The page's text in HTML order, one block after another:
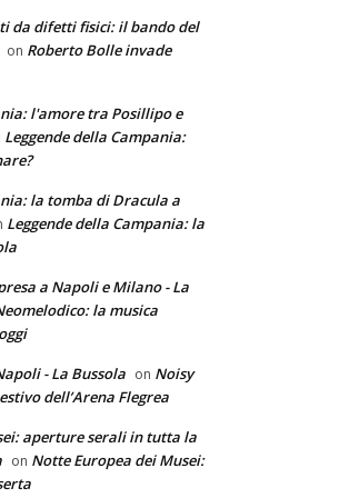
da difetti fisici: il bando del
on Roberto Bolle invade
l'amore tra Posillipo e
Leggende della Campania:
la tomba di Dracula a
Leggende della Campania: la
a Napoli e Milano - La
la musica
- La Bussola on Noisy
dell’Arena Flegrea
aperture serali in tutta la
on Notte Europea dei Musei: